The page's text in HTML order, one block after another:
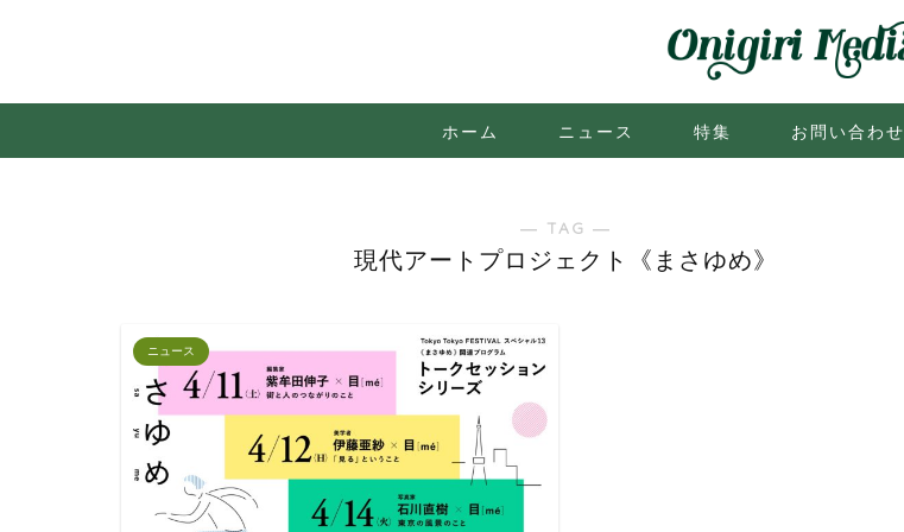
ホーム ニュース 特集 お問い合わせ
― TAG ―
現代アートプロジェクト《まさゆめ》
ニュース